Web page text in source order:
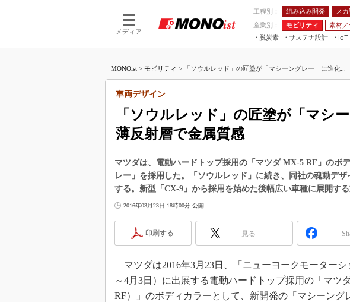
メディア
工程別： 組み込み開発 メ
産業別：
モビリティ 素材
脱炭素
サステナ設計
IoT
つながる工場AI×設備保全 JIMTOF
IIFES
人テク展
産業オー
MONOist > モビリティ > 「ソウルレッド」の匠塗が「マシーングレー」に進化...
「ソウルレッド」の匠塗が「マシ
薄反射層で金属質感
車両デザイン
マツダは、電動ハードトップ採用の「マツダ MX-5 RF」のボ
レー」を採用した。「ソウルレッド」に続き、同社の魂動デ
する。新型「CX-9」から採用を始めた後幅広い車種に展開する
2016年03月23日 18時00分 公開
印刷する 見る
マツダは2016年3月23日、「ニューヨークモーターシ
～4月3日）に出展する電動ハードトップ採用の「マツ
RF）」のボディカラーとして、新開発の「マシーング